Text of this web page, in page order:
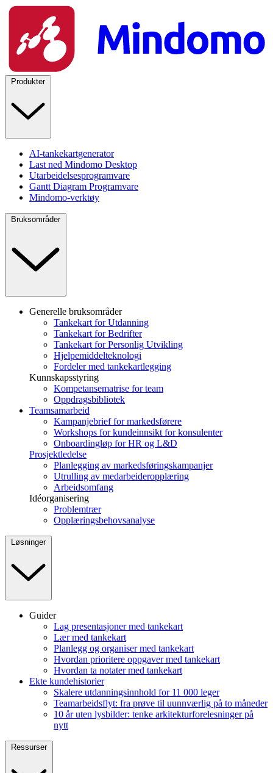
Produkter
AI-tankekartgenerator
Last ned Mindomo Desktop
Utarbeidelsesprogramvare
Gantt Diagram Programvare
Mindomo-verktøy
Bruksområder
Generelle bruksområder
Tankekart for Utdanning
Tankekart for Bedrifter
Tankekart for Personlig Utvikling
Hjelpemiddelteknologi
Fordeler med tankekartlegging
Kunnskapsstyring
Kompetansematrise for team
Oppdragsbibliotek
Teamsamarbeid
Kampanjebrief for markedsførere
Workshops for kundeinnsikt for konsulenter
Onboardingløp for HR og L&D
Prosjektledelse
Planlegging av markedsføringskampanjer
Utrulling av medarbeideropplæring
Arbeidsomfang
Idéorganisering
Problemtrær
Opplæringsbehovsanalyse
Løsninger
Guider
Lag presentasjoner med tankekart
Lær med tankekart
Planlegg og organiser med tankekart
Hvordan prioritere oppgaver med tankekart
Hvordan ta notater med tankekart
Ekte kundehistorier
Skalere utdanningsinnhold for 11 000 leger
Teamarbeidsflyt: fra prøve til uunnværlig på to måneder
10 år uten lysbilder: tenke arkitekturforelesninger på
nytt
Ressurser